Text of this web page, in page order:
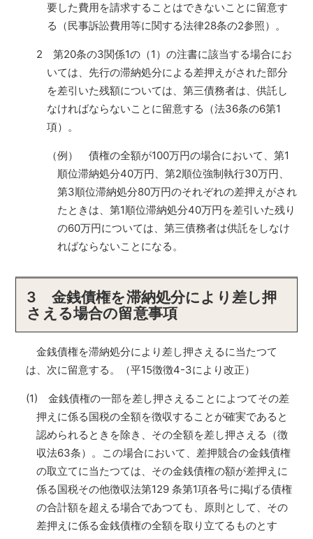
要した費用を請求することはできないことに留意す
る（民事訴訟費用等に関する法律28条の2参照）。
2 第20条の3関係1の（1）の注書に該当する場合にお
いては、先行の滞納処分による差押えがされた部分
を差引いた残額については、第三債務者は、供託し
なければならないことに留意する（法36条の6第1
項）。
（例） 債権の全額が100万円の場合において、第1
順位滞納処分40万円、第2順位強制執行30万円、
第3順位滞納処分80万円のそれぞれの差押えがされ
たときは、第1順位滞納処分40万円を差引いた残り
の60万円については、第三債務者は供託をしなけ
ればならないことになる。
3 金銭債権を滞納処分により差し押
さえる場合の留意事項
金銭債権を滞納処分により差し押さえるに当たつて
は、次に留意する。（平15徴徴4-3により改正）
(1) 金銭債権の一部を差し押さえることによつてその差
押えに係る国税の全額を徴収することが確実であると
認められるときを除き、その全額を差し押さえる（徴
収法63条）。この場合において、差押競合の金銭債権
の取立てに当たつては、その金銭債権の額が差押えに
係る国税その他徴収法第129 条第1項各号に掲げる債権
の合計額を超える場合であつても、原則として、その
差押えに係る金銭債権の全額を取り立てるものとす